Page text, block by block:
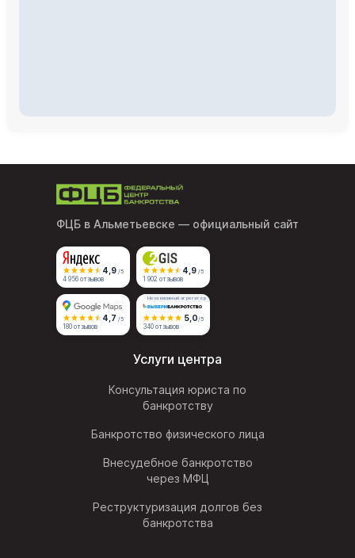
ФЦБ в Альметьевске — официальный сайт
4,9 /5
4 956 отзывов
4,9 /5
1 902 отзывов
4,7 /5
180 отзывов
Независимый агрегатор
5,0/5
340 отзывов
Услуги центра
Консультация юриста по
банкротству
Банкротство физического лица
Внесудебное банкротство
через МФЦ
Реструктуризация долгов без
банкротства